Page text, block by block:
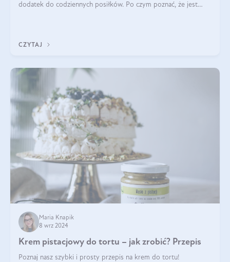
dodatek do codziennych posiłków. Po czym poznać, że jest
CZYTAJ
Maria Knapik
8 wrz 2024
Krem pistacjowy do tortu – jak zrobić? Przepis
Poznaj nasz szybki i prosty przepis na krem do tortu!